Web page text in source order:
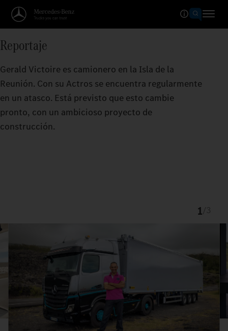
Reportaje
Gerald Victoire es camionero en la Isla de la
Reunión. Con su Actros se encuentra regularmente
en un atasco. Está previsto que esto cambie
pronto, con un ambicioso proyecto de
construcción.
1